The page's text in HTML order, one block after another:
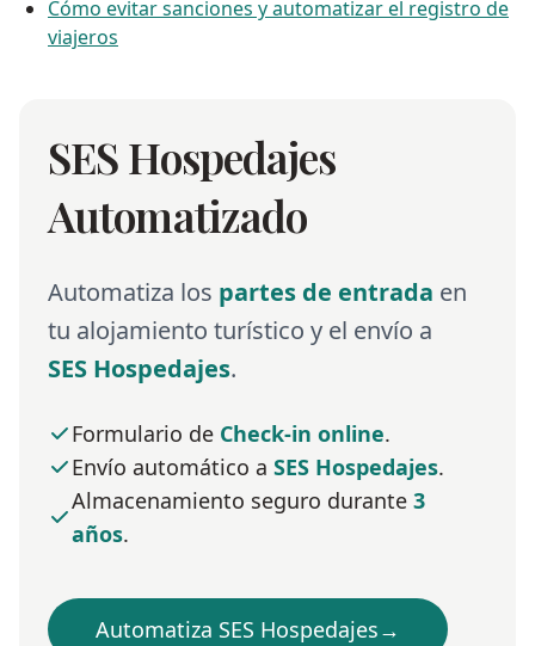
Cómo evitar sanciones y automatizar el registro de
viajeros
SES Hospedajes
Automatizado
Automatiza los partes de entrada en
tu alojamiento turístico y el envío a
SES Hospedajes.
Formulario de Check-in online.
Envío automático a SES Hospedajes.
Almacenamiento seguro durante 3
años.
Automatiza SES Hospedajes→